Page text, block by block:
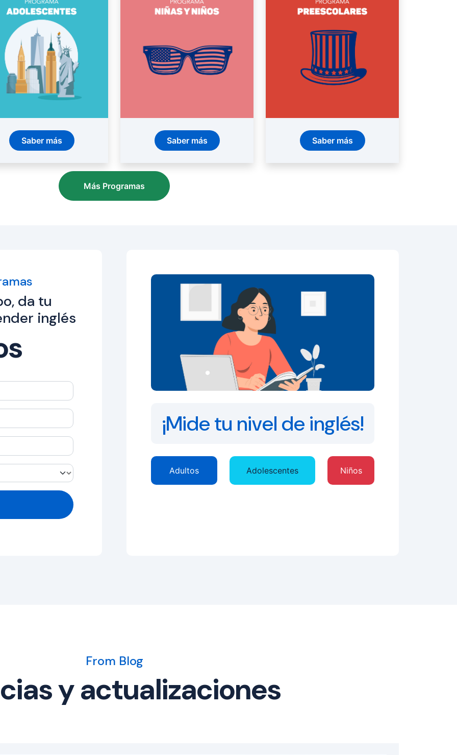
Saber más Saber más Saber más
Más Programas
da tu
inglés
¡Mide tu nivel de inglés!
Adultos Adolescentes Niños
From Blog
y actualizaciones